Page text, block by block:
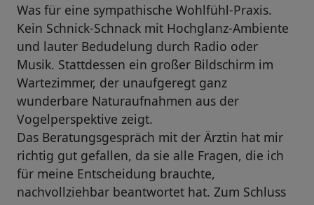
Was für eine sympathische Wohlfühl-Praxis.
Kein Schnick-Schnack mit Hochglanz-Ambiente
und lauter Bedudelung durch Radio oder
Musik. Stattdessen ein großer Bildschirm im
Wartezimmer, der unaufgeregt ganz
wunderbare Naturaufnahmen aus der
Vogelperspektive zeigt.
Das Beratungsgespräch mit der Ärztin hat mir
richtig gut gefallen, da sie alle Fragen, die ich
für meine Entscheidung brauchte,
nachvollziehbar beantwortet hat. Zum Schluss